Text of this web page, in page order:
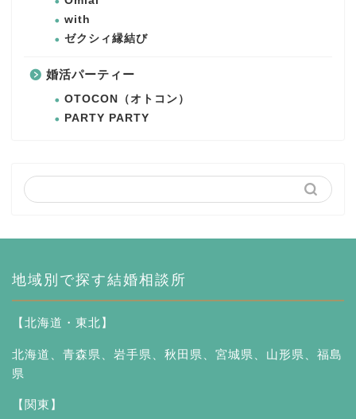
with
ゼクシィ縁結び
婚活パーティー
OTOCON（オトコン）
PARTY PARTY
地域別で探す結婚相談所
【北海道・東北】
北海道 青森県 岩手県 秋田県 宮城県 山形県
福島
県
【関東】